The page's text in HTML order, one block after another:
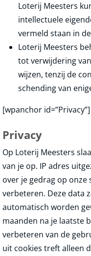
Loterij Meesters
intellectuele
vermeld staan in
Loterij Meesters
tot verwijdering
wijzen, tenzij de
schending van
[wpanchor id=”Privacy”]
Privacy
Op Loterij Meesters
van je op. IP adres
over je gedrag op
verbeteren. Deze data
automatisch worden
maanden na je laatste
verbeteren van de
uit cookies treft alleen